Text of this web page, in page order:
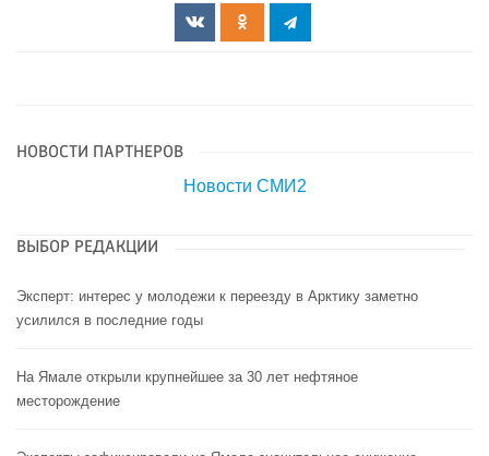
НОВОСТИ ПАРТНЕРОВ
Новости СМИ2
ВЫБОР РЕДАКЦИИ
Эксперт: интерес у молодежи к переезду в Арктику заметно
усилился в последние годы
На Ямале открыли крупнейшее за 30 лет нефтяное
месторождение